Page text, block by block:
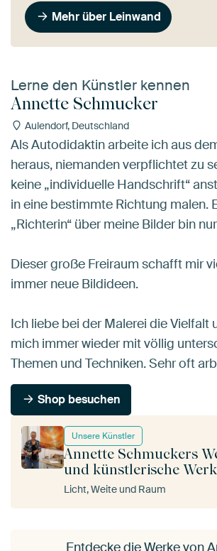
Mehr über Leinwand
Lerne den Künstler kennen
Annette Schmucker
Aulendorf, Deutschland
Unsere Künstler
Annette Schmuckers
und künstlerische
Licht, Weite und Raum
Als Autodidaktin arbeite ich aus
heraus, niemanden verpflichtet zu
keine „individuelle Handschrift“
in eine bestimmte Richtung malen.
„Richterin“ über meine Bilder bin
Dieser große Freiraum schafft mir
immer neue Bildideen.
Ich liebe bei der Malerei die Vielfalt
mich immer wieder mit völlig
Themen und Techniken. Sehr oft
Shop besuchen